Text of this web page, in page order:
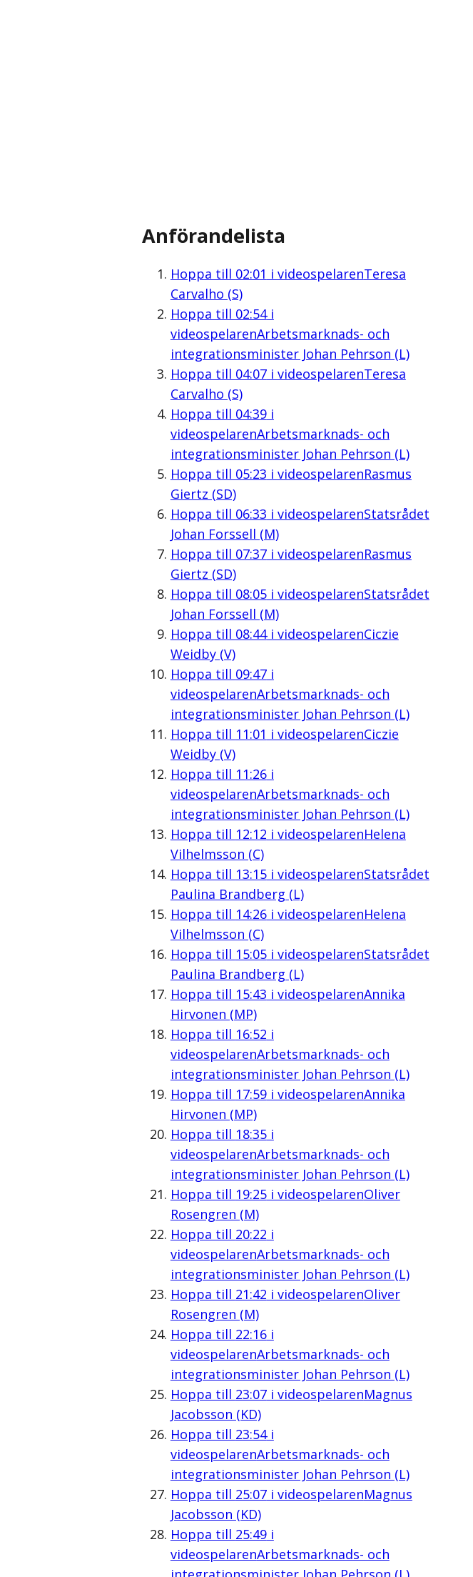
Anförandelista
Hoppa till 02:01 i videospelarenTeresa
Carvalho (S)
Hoppa till 02:54i
videospelarenArbetsmarknads- och
integrationsminister Johan Pehrson (L)
Hoppa till 04:07i videospelarenTeresa
Carvalho (S)
Hoppa till 04:39i
videospelarenArbetsmarknads- och
integrationsminister Johan Pehrson (L)
Hoppa till 05:23 i videospelarenRasmus
Giertz (SD)
Hoppa till 06:33 i videospelarenStatsrådet
Johan Forssell (M)
Hoppa till 07:37i videospelarenRasmus
Giertz (SD)
Hoppa till 08:05i videospelarenStatsrådet
Johan Forssell (M)
Hoppa till 08:44i videospelarenCiczie
Weidby (V)
Hoppa till 09:47i
videospelarenArbetsmarknads- och
integrationsminister Johan Pehrson (L)
Hoppa till 11:01 i videospelarenCiczie
Weidby (V)
Hoppa till 11:26i
videospelarenArbetsmarknads- och
integrationsminister Johan Pehrson (L)
Hoppa till 12:12 i videospelarenHelena
Vilhelmsson (C)
Hoppa till 13:15i videospelarenStatsrådet
Paulina Brandberg (L)
Hoppa till 14:26i videospelarenHelena
Vilhelmsson (C)
Hoppa till 15:05i videospelarenStatsrådet
Paulina Brandberg (L)
Hoppa till 15:43 i videospelarenAnnika
Hirvonen (MP)
Hoppa till 16:52 i
videospelarenArbetsmarknads- och
integrationsminister Johan Pehrson (L)
Hoppa till 17:59i videospelarenAnnika
Hirvonen (MP)
Hoppa till 18:35i
videospelarenArbetsmarknads- och
integrationsminister Johan Pehrson (L)
Hoppa till 19:25i videospelarenOliver
Rosengren (M)
Hoppa till 20:22 i
videospelarenArbetsmarknads- och
integrationsminister Johan Pehrson (L)
Hoppa till 21:42 i videospelarenOliver
Rosengren (M)
Hoppa till 22:16i
videospelarenArbetsmarknads- och
integrationsminister Johan Pehrson (L)
Hoppa till 23:07i videospelarenMagnus
Jacobsson (KD)
Hoppa till 23:54i
videospelarenArbetsmarknads- och
integrationsminister Johan Pehrson (L)
Hoppa till 25:07i videospelarenMagnus
Jacobsson (KD)
Hoppa till 25:49i
videospelarenArbetsmarknads- och